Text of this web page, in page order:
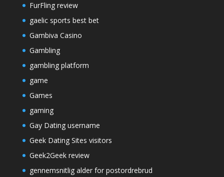
FurFling review
gaelic sports best bet
Gambiva Casino
Gambling
gambling platform
game
Games
gaming
Gay Dating username
Geek Dating Sites visitors
Geek2Geek review
gennemsnitlig alder for postordrebrud